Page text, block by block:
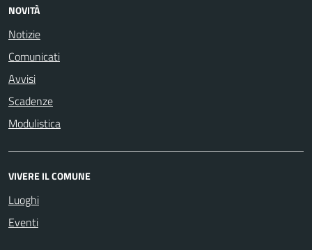
NOVITÀ
Notizie
Comunicati
Avvisi
Scadenze
Modulistica
VIVERE IL COMUNE
Luoghi
Eventi